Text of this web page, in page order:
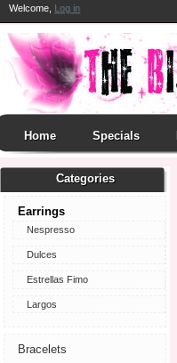
Welcome, Log in
Home Specials
Categories
Earrings
Nespresso
Dulces
Estrellas Fimo
Largos
Bracelets